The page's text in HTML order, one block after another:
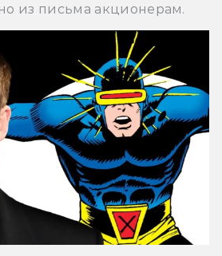
из письма акционерам.